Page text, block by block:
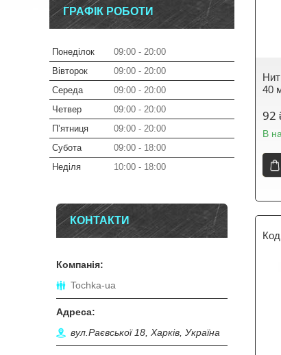
40
92
В
ГРАФІК РОБОТИ
Понеділок 09:00
20:00
Вівторок
09:00
20:00
Середа
09:00
20:00
Четвер
09:00
20:00
Пʼятниця
09:00
20:00
Субота
09:00
18:00
Неділя
10:00 18:00
КОНТАКТИ
Tochka-ua
вул.Раєвської 18, Харків, Україна